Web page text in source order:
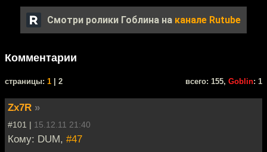
Смотри ролики Гоблина на канале Rutube
Комментарии
cтраницы: 1 | 2 всего: 155, Goblin: 1
Zx7R »
#101 | 15.12.11 21:40
Кому: DUM, #47